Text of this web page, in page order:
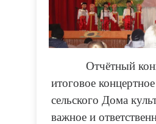
Отчётный
итоговое
сельского Дома
важное и